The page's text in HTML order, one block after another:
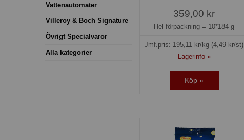
Vattenautomater
Villeroy & Boch Signature
Övrigt Specialvaror
Alla kategorier
359,00 kr
Hel förpackning = 10*184 g
Jmf.pris: 195,11 kr/kg (4,49 kr/st)
Lagerinfo »
Köp »